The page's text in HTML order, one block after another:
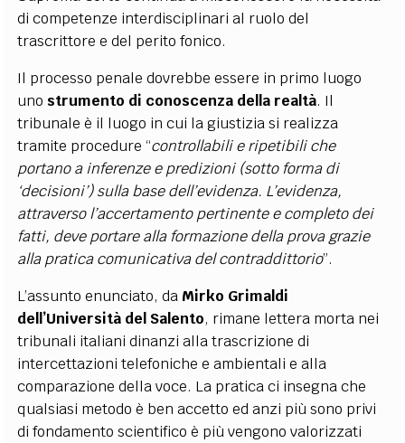
di competenze interdisciplinari al ruolo del
trascrittore e del perito fonico.
Il processo penale dovrebbe essere in primo luogo
uno strumento di conoscenza della realtà. Il
tribunale è il luogo in cui la giustizia si realizza
tramite procedure “controllabili e ripetibili che
portano a inferenze e predizioni (sotto forma di
‘decisioni’) sulla base dell’evidenza. L’evidenza,
attraverso l’accertamento pertinente e completo dei
fatti, deve portare alla formazione della prova grazie
alla pratica comunicativa del contraddittorio”.
L’assunto enunciato, da Mirko Grimaldi
dell’Università del Salento, rimane lettera morta nei
tribunali italiani dinanzi alla trascrizione di
intercettazioni telefoniche e ambientali e alla
comparazione della voce. La pratica ci insegna che
qualsiasi metodo è ben accetto ed anzi più sono privi
di fondamento scientifico è più vengono valorizzati